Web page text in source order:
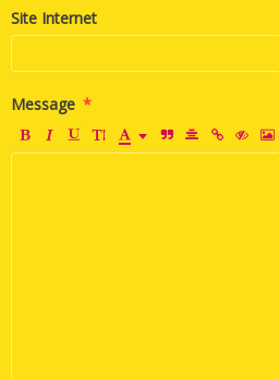
Site Internet
Message